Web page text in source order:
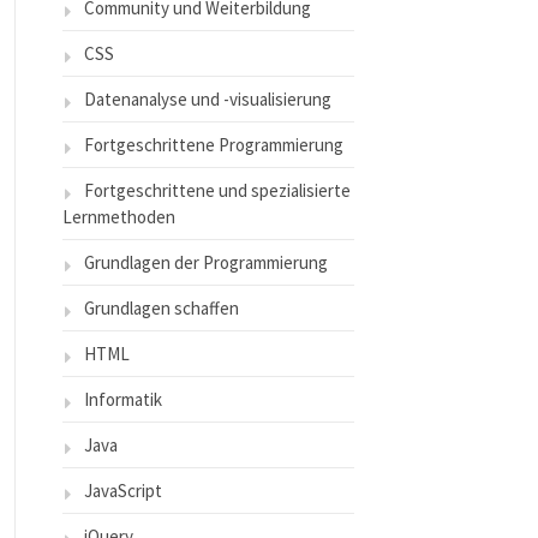
Community und Weiterbildung
CSS
Datenanalyse und -visualisierung
Fortgeschrittene Programmierung
Fortgeschrittene und spezialisierte
Lernmethoden
Grundlagen der Programmierung
Grundlagen schaffen
HTML
Informatik
Java
JavaScript